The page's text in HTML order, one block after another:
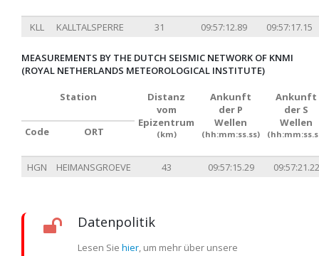
KLL KALLTALSPERRE 31 09:57:12.89 09:57:17.15
MEASUREMENTS BY THE DUTCH SEISMIC NETWORK OF KNMI
(ROYAL NETHERLANDS METEOROLOGICAL INSTITUTE)
Station
Distanz
vom
Epizentrum
(km)
Ankunft
der P
Wellen
(hh:mm:ss.ss)
Ankunft
der S
Wellen
Code ORT
HGN HEIMANSGROEVE 43 09:57:15.29 09:57:21.22
Datenpolitik
Lesen Sie hier, um mehr über unsere